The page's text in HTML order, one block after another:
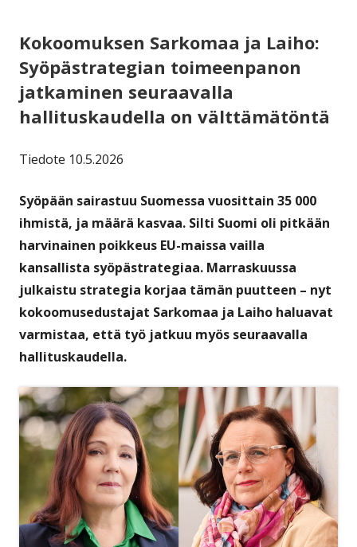
Kokoomuksen Sarkomaa ja Laiho:
Syöpästrategian toimeenpanon
jatkaminen seuraavalla
hallituskaudella on välttämätöntä
Tiedote 10.5.2026
Syöpään sairastuu Suomessa vuosittain 35 000
ihmistä, ja määrä kasvaa. Silti Suomi oli pitkään
harvinainen poikkeus EU-maissa vailla
kansallista syöpästrategiaa. Marraskuussa
julkaistu strategia korjaa tämän puutteen – nyt
kokoomusedustajat Sarkomaa ja Laiho haluavat
varmistaa, että työ jatkuu myös seuraavalla
hallituskaudella.